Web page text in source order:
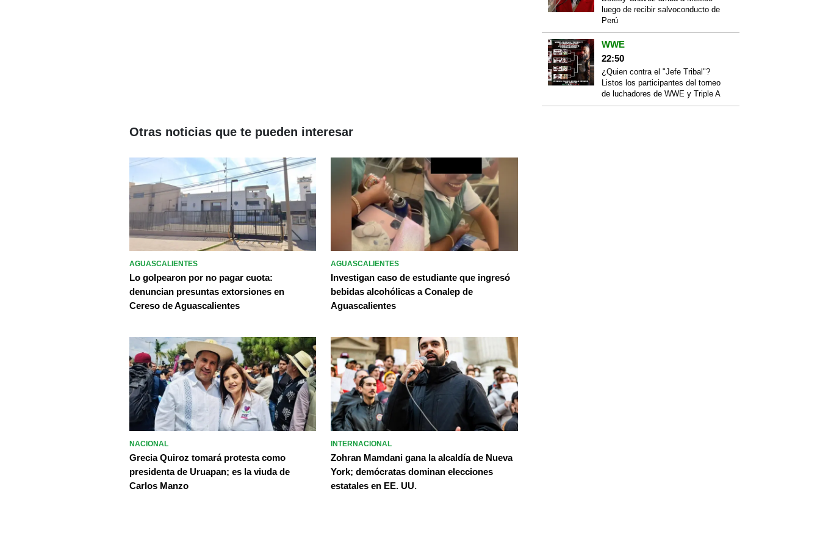
luego de recibir salvoconducto de
Perú
WWE
22:50
¿Quien contra el "Jefe Tribal"?
Listos los participantes del torneo
de luchadores de WWE y Triple A
Otras noticias que te pueden interesar
AGUASCALIENTES
Lo golpearon por no pagar cuota:
denuncian presuntas extorsiones en
Cereso de Aguascalientes
AGUASCALIENTES
Investigan caso de estudiante que ingresó
bebidas alcohólicas a Conalep de
Aguascalientes
NACIONAL
Grecia Quiroz tomará protesta como
presidenta de Uruapan; es la viuda de
Carlos Manzo
INTERNACIONAL
Zohran Mamdani gana la alcaldía de Nueva
York; demócratas dominan elecciones
estatales en EE. UU.